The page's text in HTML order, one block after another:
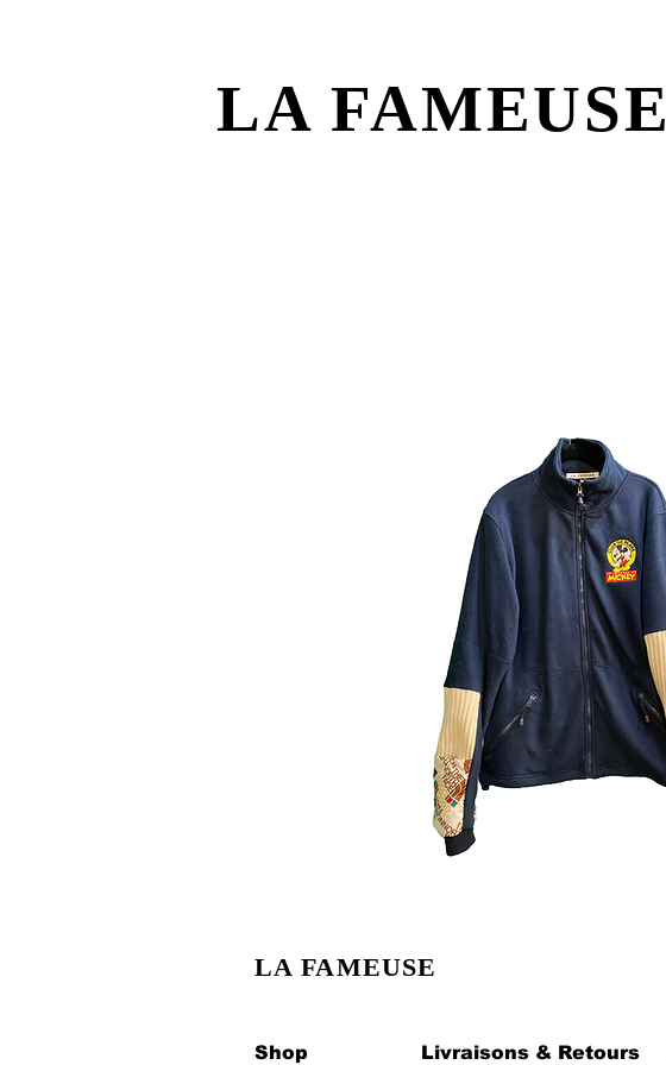
LA FAMEUSE
LA FAMEUSE
Shop
Livraisons & Retours